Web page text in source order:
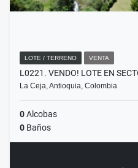
LOTE / TERRENO VENTA
L0221. VENDO! LOTE EN
La Ceja, Antioquia, Colombia
0Alcobas
0 Baños